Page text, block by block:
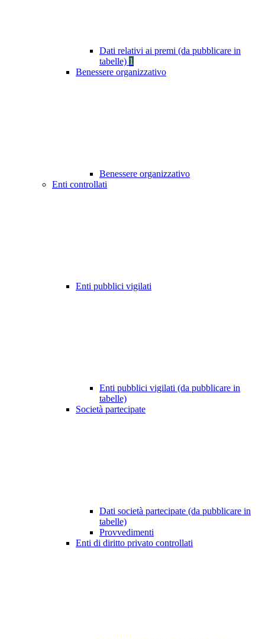
Dati relativi ai premi (da pubblicare in
tabelle) 1
Benessere organizzativo
Benessere organizzativo
Enti controllati
Enti pubblici vigilati
Enti pubblici vigilati (da pubblicare in
tabelle)
Società partecipate
Dati società partecipate (da pubblicare in
tabelle)
Provvedimenti
Enti di diritto privato controllati